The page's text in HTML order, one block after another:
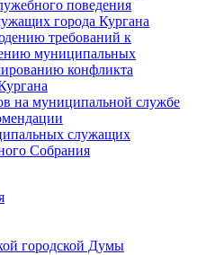
поведения
города Кургана
требований к
муниципальных
конфликта
на муниципальной службе
служащих
Cобрания
городской Думы